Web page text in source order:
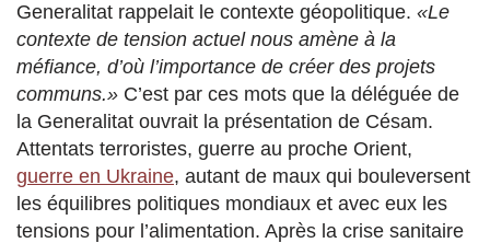
Generalitat rappelait le contexte géopolitique. «Le
contexte de tension actuel nous amène à la
méfiance, d’où l’importance de créer des projets
communs.» C’est par ces mots que la déléguée de
la Generalitat ouvrait la présentation de Césam.
Attentats terroristes, guerre au proche Orient,
guerre en Ukraine, autant de maux qui bouleversent
les équilibres politiques mondiaux et avec eux les
tensions pour l’alimentation. Après la crise sanitaire